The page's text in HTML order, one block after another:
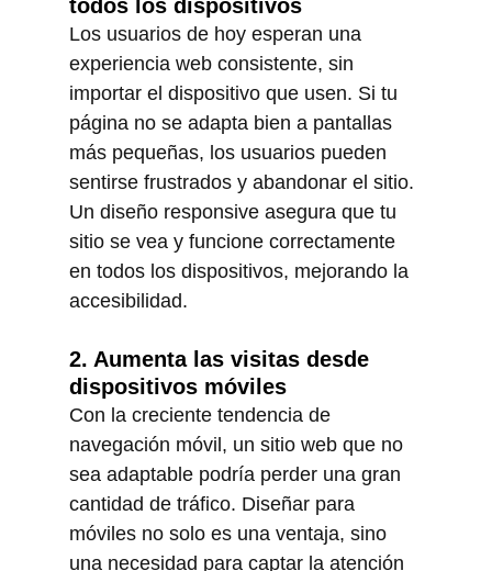
todos los dispositivos
Los usuarios de hoy esperan una
experiencia web consistente, sin
importar el dispositivo que usen. Si tu
página no se adapta bien a pantallas
más pequeñas, los usuarios pueden
sentirse frustrados y abandonar el sitio.
Un diseño responsive asegura que tu
sitio se vea y funcione correctamente
en todos los dispositivos, mejorando la
accesibilidad.
2. Aumenta las visitas desde
dispositivos móviles
Con la creciente tendencia de
navegación móvil, un sitio web que no
sea adaptable podría perder una gran
cantidad de tráfico. Diseñar para
móviles no solo es una ventaja, sino
una necesidad para captar la atención